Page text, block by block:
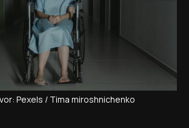
Pexels / Tima miroshnichenko